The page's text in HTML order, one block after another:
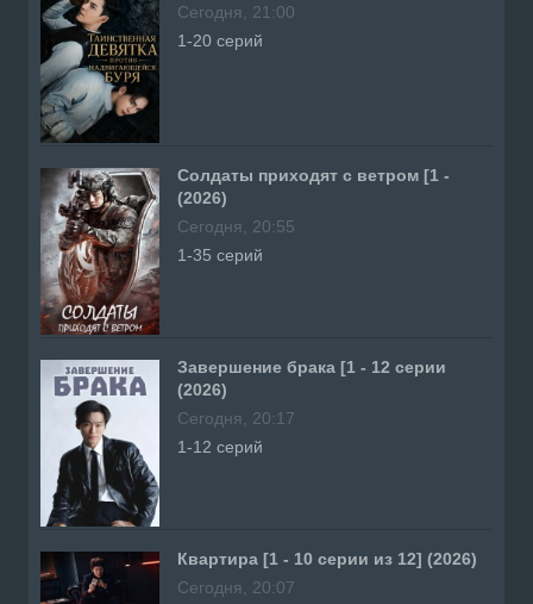
Сегодня, 21:00
1-20 серий
Солдаты приходят с ветром [1 -
(2026)
Сегодня, 20:55
1-35 серий
Завершение брака [1 - 12 серии
(2026)
Сегодня, 20:17
1-12 серий
Квартира [1 - 10 серии из 12] (2026)
Сегодня, 20:07